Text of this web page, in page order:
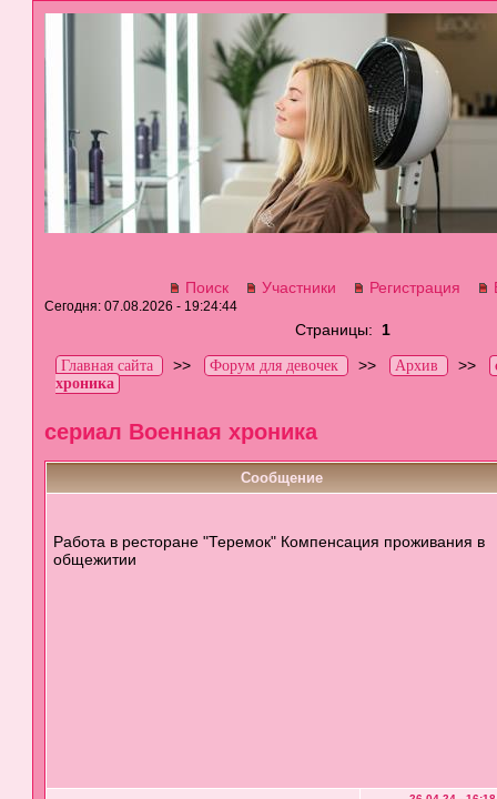
Поиск Участники Регистрация
Сегодня: 07.08.2026 - 19:24:44
Страницы: 1
Главная сайта >> Форум для девочек >> Архив >>
хроника
сериал Военная хроника
Сообщение
Работа в ресторане "Теремок" Компенсация проживания в
общежитии